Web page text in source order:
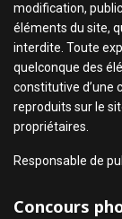
modification,
éléments du site,
interdite. Toute
quelconque des
constitutive d’une
reproduits sur le
propriétaires.
Responsable de
Concours